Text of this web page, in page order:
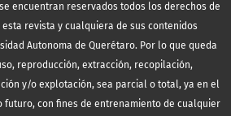
encuentran reservados todos los derechos de
revista y cualquiera de sus contenidos
Autonoma de Querétaro. Por lo que queda
reproducción, extracción, recopilación,
y/o explotación, sea parcial o total, ya en el
futuro, con fines de entrenamiento de cualquier